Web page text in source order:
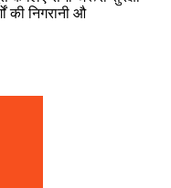
की निगरानी औ